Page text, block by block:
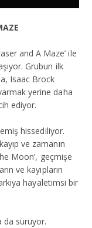
and A Maze’ ile
Grubun ilk
Isaac Brock
yerine daha
ediyor.
hissediliyor.
ve zamanın
Moon’, geçmişe
ve kayıpların
hayaletimsi bir
da sürüyor.